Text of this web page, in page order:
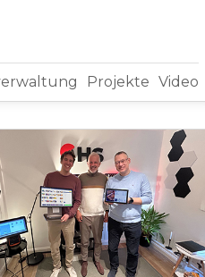
Projekte Video